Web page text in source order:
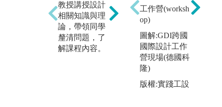
教授講授設計
相關知識與理
論，帶領同學
釐清問題，了
解課程內容。
過分組教學活
動、團隊討
論、競賽展演
促成此能力之
養成。
工作營(worksh
op)
圖解:GDI跨國
國際設計工作
營現場(德國科
隆)
版權:實踐工設